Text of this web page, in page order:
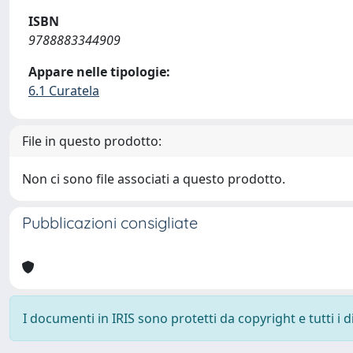
ISBN
9788883344909
Appare nelle tipologie:
6.1 Curatela
File in questo prodotto:
Non ci sono file associati a questo prodotto.
Pubblicazioni consigliate
I documenti in IRIS sono protetti da copyright e tutti i